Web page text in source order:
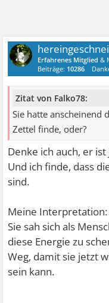
Erfahrenes Mitglied &
Beiträge: 10286
Zitat von Falko78:
Sie hatte anscheinend
Zettel finde, oder?
Denke ich auch, er
Und ich finde, dass
sind.
Meine Interpretation:
Sie sah sich als
diese Energie zu
Weg, damit sie jetzt
sein kann.